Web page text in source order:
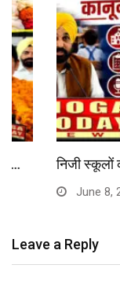
निजी स्कूलों की फीस
June 8, 2026
Leave a Reply